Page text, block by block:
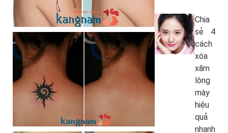
Chia
sẻ 4
cách
xóa
xăm
lông
mày
hiệu
quả
nhanh